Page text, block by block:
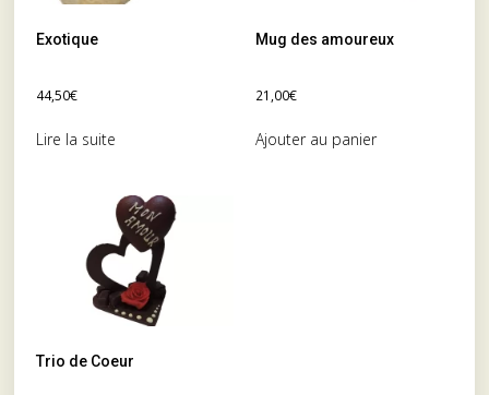
Exotique
44,50€
Lire la suite
Mug des amoureux
21,00€
Ajouter au panier
Trio de Coeur